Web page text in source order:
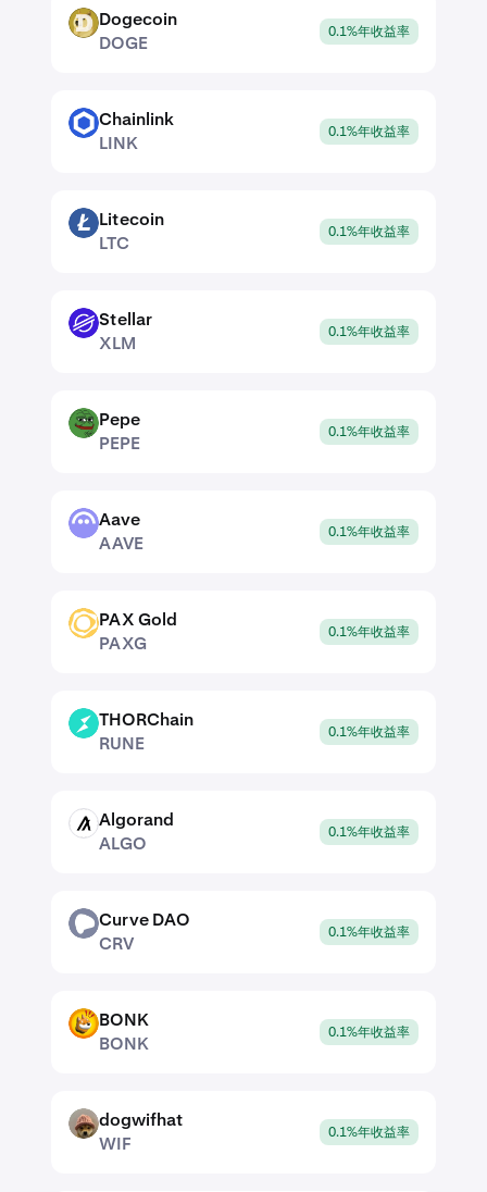
DOGE
Dogecoin
DOGE
0.1%年收益率
Chainlink
LINK
0.1%年收益率
LTC
Litecoin
LTC
0.1%年收益率
XLM
Stellar
XLM
0.1%年收益率
PEPE
Pepe
PEPE
0.1%年收益率
AAVE Aave
AAVE
0.1%年收益率
PAXG
PAX Gold
PAXG
0.1%年收益率
RUNE
THORChain
RUNE
0.1%年收益率
ALGO
Algorand
ALGO
0.1%年收益率
CRV
Curve DAO
CRV
0.1%年收益率
BONK
BONK
BONK
0.1%年收益率
WIF
dogwifhat
WIF
0.1%年收益率